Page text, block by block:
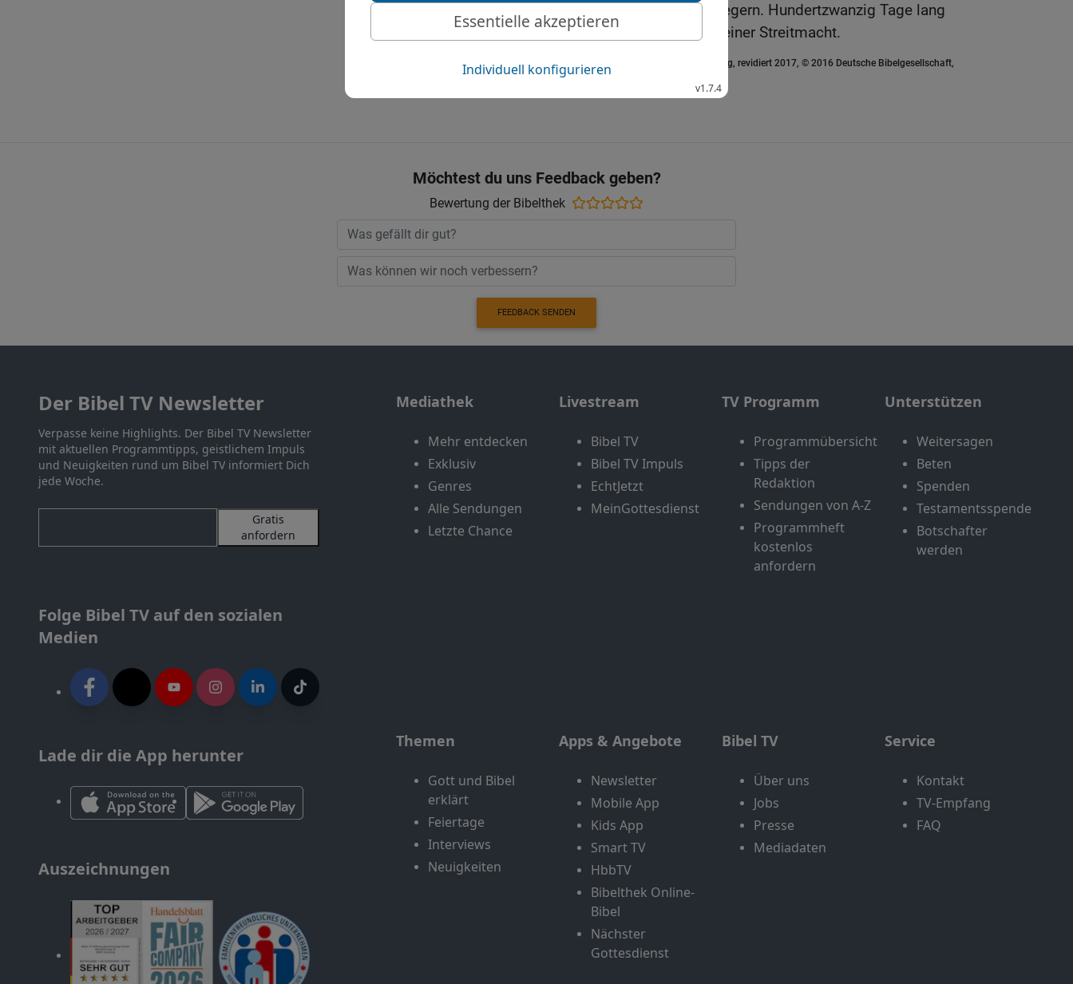
gewaltigen Menge von Kriegern. Hundertzwanzig Tage lang
feierte und tafelte er mit seiner Streitmacht.
Die Bibel nach Martin Luthers Übersetzung, revidiert 2017, © 2016 Deutsche Bibelgesellschaft,
Stuttgart
Möchtest du uns Feedback geben?
Bewertung der Bibelthek
FEEDBACK SENDEN
Der Bibel TV Newsletter
Verpasse keine Highlights. Der Bibel TV Newsletter
mit aktuellen Programmtipps, geistlichem Impuls
und Neuigkeiten rund um Bibel TV informiert Dich
jede Woche.
Gratis
anfordern
Folge Bibel TV auf den sozialen
Medien
Lade dir die App herunter
Auszeichnungen
Mediathek
Mehr entdecken
Exklusiv
Genres
Alle Sendungen
Letzte Chance
Livestream
Bibel TV
Bibel TV Impuls
EchtJetzt
MeinGottesdienst
TV Programm
Programmübersicht
Tipps der
Redaktion
Sendungen von A-Z
Programmheft
kostenlos
anfordern
Unterstützen
Weitersagen
Beten
Spenden
Testamentsspende
Botschafter
werden
Themen
Gott und Bibel
erklärt
Feiertage
Interviews
Neuigkeiten
Apps & Angebote
Newsletter
Mobile App
Kids App
Smart TV
HbbTV
Bibelthek Online-
Bibel
Nächster
Gottesdienst
Bibel TV
Über uns
Jobs
Presse
Mediadaten
Service
Kontakt
TV-Empfang
FAQ